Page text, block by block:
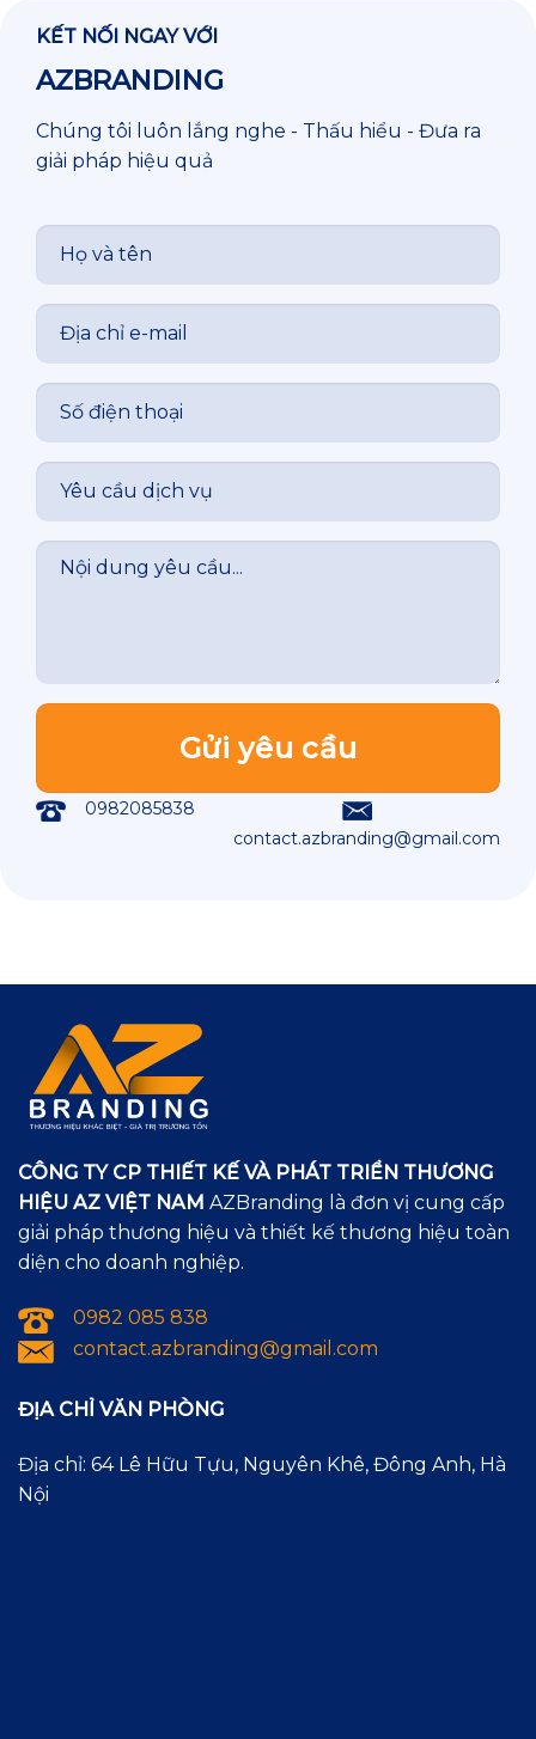
KẾT NỐI NGAY VỚI
AZBRANDING
Chúng tôi luôn lắng nghe - Thấu hiểu - Đưa ra
giải pháp hiệu quả
0982085838
contact.azbranding@gmail.com
CÔNG TY CP THIẾT KẾ VÀ PHÁT TRIỂN THƯƠNG
HIỆU AZ VIỆT NAM AZBranding là đơn vị cung cấp
giải pháp thương hiệu và thiết kế thương hiệu toàn
diện cho doanh nghiệp.
0982 085 838
contact.azbranding@gmail.com
ĐỊA CHỈ VĂN PHÒNG
Địa chỉ: 64 Lê Hữu Tựu, Nguyên Khê, Đông Anh, Hà
Nội